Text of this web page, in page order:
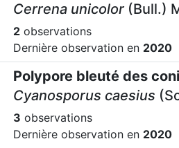
Cerrena unicolor (Bull.)
2 observations
Dernière observation en 2020
Polypore bleuté des
Cyanosporus caesius
3 observations
Dernière observation en 2020